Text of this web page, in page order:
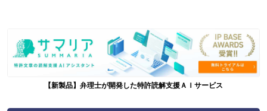
【新製品】弁理士が開発した特許読解支援ＡＩサービス